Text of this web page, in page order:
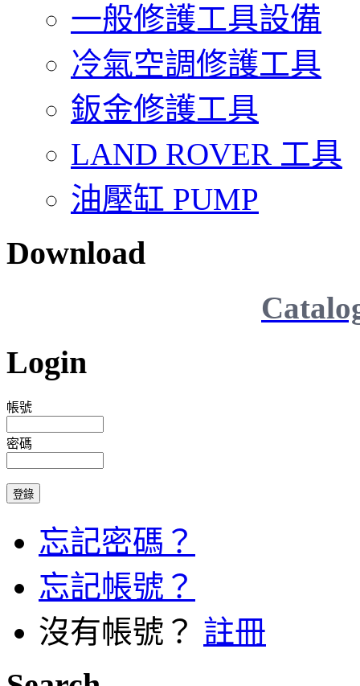
一般修護工具設備
冷氣空調修護工具
鈑金修護工具
LAND ROVER 工具
油壓缸 PUMP
Download
Login
帳號
密碼
忘記密碼？
忘記帳號？
沒有帳號？ 註冊